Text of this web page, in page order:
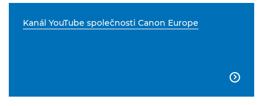
Kanál YouTube společnosti Canon Europe
